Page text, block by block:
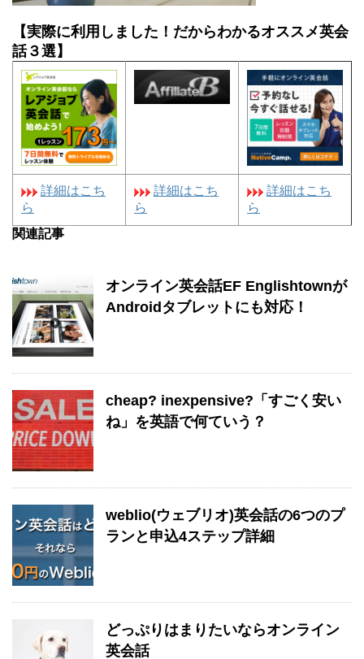
【実際に利用しました！だからわかるオススメ英会
話３選】
詳細はこち
ら
詳細はこち
ら
詳細はこち
ら
関連記事
オンライン英会話EF Englishtownが
Androidタブレットにも対応！
cheap? inexpensive?「すごく安い
ね」を英語で何ていう？
weblio(ウェブリオ)英会話の6つのプ
ランと申込4ステップ詳細
どっぷりはまりたいならオンライン
英会話